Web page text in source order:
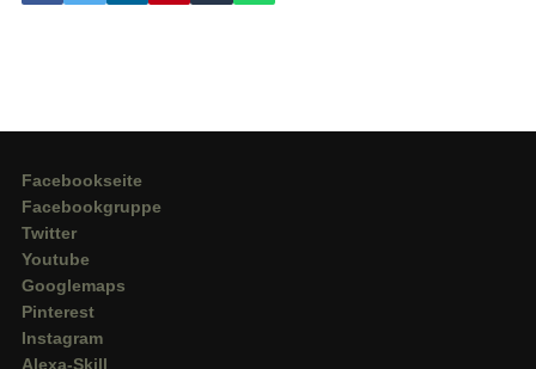
Facebookseite
Facebookgruppe
Twitter
Youtube
Googlemaps
Pinterest
Instagram
Alexa-Skill